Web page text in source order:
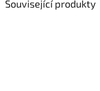
Související produkty